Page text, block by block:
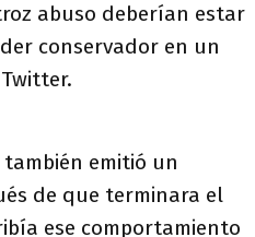
abuso deberían estar
conservador en un
también emitió un
de que terminara el
ese comportamiento